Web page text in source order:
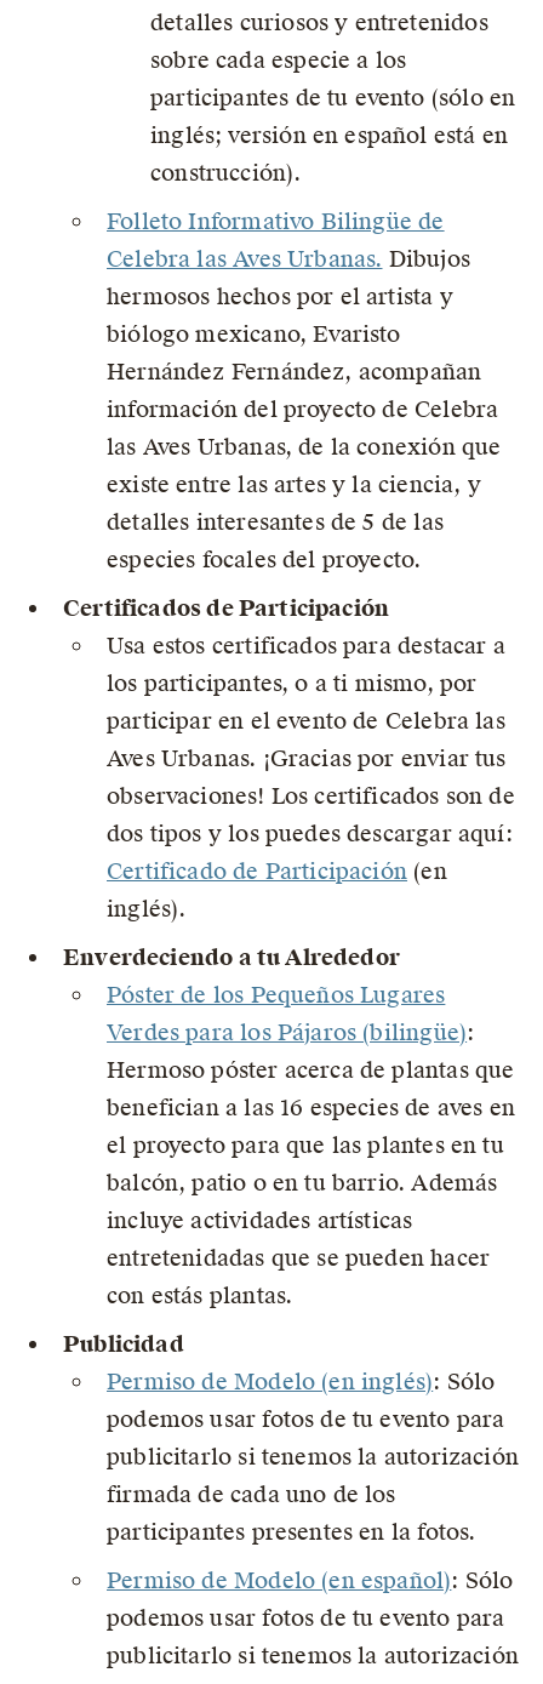
detalles curiosos y entretenidos
sobre cada especie a los
participantes de tu evento (sólo en
inglés; versión en español está en
construcción).
Folleto Informativo Bilingüe de
Celebra las Aves Urbanas. Dibujos
hermosos hechos por el artista y
biólogo mexicano, Evaristo
Hernández Fernández, acompañan
información del proyecto de Celebra
las Aves Urbanas, de la conexión que
existe entre las artes y la ciencia, y
detalles interesantes de 5 de las
especies focales del proyecto.
Certificados de Participación
Usa estos certificados para destacar a
los participantes, o a ti mismo, por
participar en el evento de Celebra las
Aves Urbanas. ¡Gracias por enviar tus
observaciones! Los certificados son de
dos tipos y los puedes descargar aquí:
Certificado de Participación (en
inglés).
Enverdeciendo a tu Alrededor
Póster de los Pequeños Lugares
Verdes para los Pájaros (bilingüe):
Hermoso póster acerca de plantas que
benefician a las 16 especies de aves en
el proyecto para que las plantes en tu
balcón, patio o en tu barrio. Además
incluye actividades artísticas
entretenidadas que se pueden hacer
con estás plantas.
Publicidad
Permiso de Modelo (en inglés): Sólo
podemos usar fotos de tu evento para
publicitarlo si tenemos la autorización
firmada de cada uno de los
participantes presentes en la fotos.
Permiso de Modelo (en español): Sólo
podemos usar fotos de tu evento para
publicitarlo si tenemos la autorización